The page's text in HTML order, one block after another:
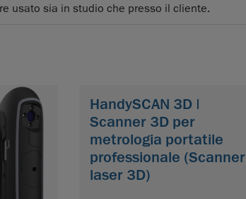
usato sia in studio che presso il cliente.
HandySCAN 3D |
Scanner 3D per
metrologia portatile
professionale (Scanner
laser 3D)